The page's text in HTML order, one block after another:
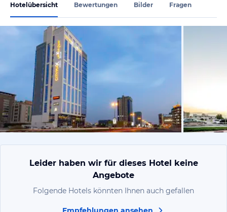
Hotelübersicht Bewertungen Bilder Fragen
vom
Leider haben wir für dieses Hotel keine
Angebote
Folgende Hotels könnten Ihnen auch gefallen